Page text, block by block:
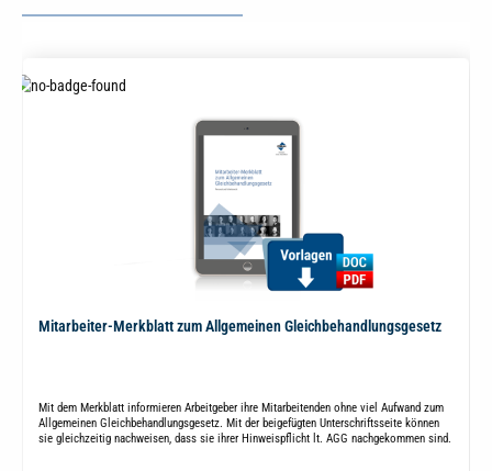
Mitarbeiter-Merkblatt zum Allgemeinen Gleichbehandlungsgesetz
Mit dem Merkblatt informieren Arbeitgeber ihre Mitarbeitenden ohne viel Aufwand zum
Allgemeinen Gleichbehandlungsgesetz. Mit der beigefügten Unterschriftsseite können
sie gleichzeitig nachweisen, dass sie ihrer Hinweispflicht lt. AGG nachgekommen sind.